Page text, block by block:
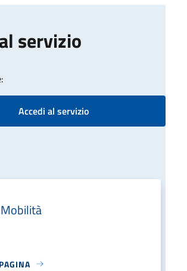
servizio
Accedi al servizio